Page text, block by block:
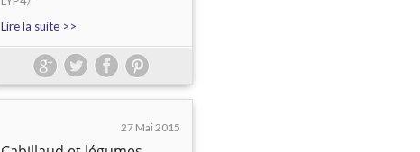
Lire la suite >>
27 Mai 2015